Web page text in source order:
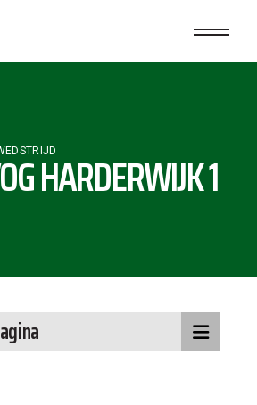
HARDERWIJK 1